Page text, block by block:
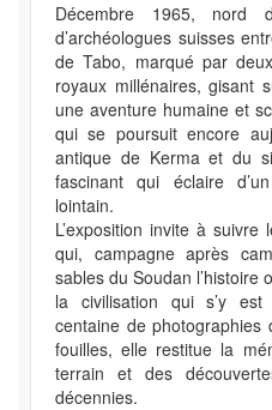
Décembre 1965, nord
d’archéologues suisses
de Tabo, marqué par
royaux millénaires, gisant
une aventure humaine et
qui se poursuit encore
antique de Kerma et du
fascinant qui éclaire
lointain.
L’exposition invite à
qui, campagne après
sables du Soudan
la civilisation qui s’y
centaine de photographies
fouilles, elle restitue la
terrain et des
décennies.